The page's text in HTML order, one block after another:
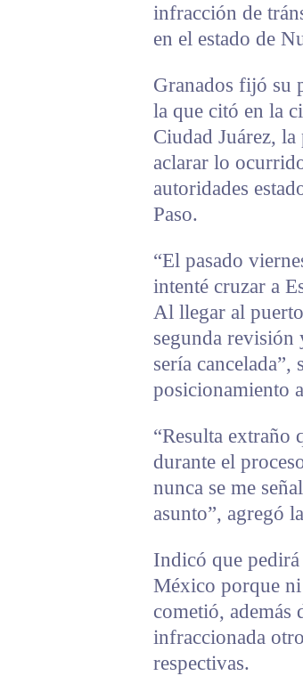
infracción de
en el estado de
Granados fijó su
la que citó en la
Ciudad Juárez,
aclarar lo
autoridades
Paso.
“El pasado
intenté cruzar a
Al llegar al
segunda
sería cancelada”,
posicionamiento
“Resulta extraño
durante el
nunca se me
asunto”, agregó
Indicó que
México porque
cometió, además
infraccionada
respectivas.